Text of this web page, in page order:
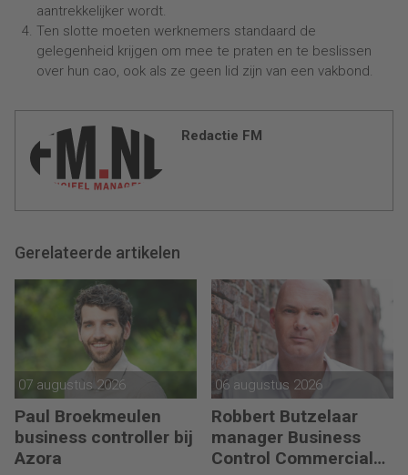
aantrekkelijker wordt.
Ten slotte moeten werknemers standaard de
gelegenheid krijgen om mee te praten en te beslissen
over hun cao, ook als ze geen lid zijn van een vakbond.
Redactie FM
Gerelateerde artikelen
07 augustus 2026
Paul Broekmeulen
business controller bij
Azora
06 augustus 2026
Robbert Butzelaar
manager Business
Control Commercial